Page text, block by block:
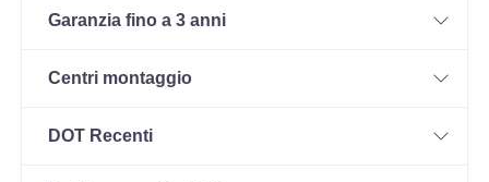
Garanzia fino a 3 anni
Centri montaggio
DOT Recenti